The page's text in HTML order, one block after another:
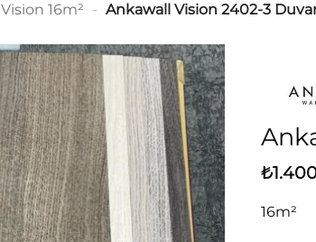
Vision 16m² - Ankawall Vision 2402-3 Duvar
₺
16m²